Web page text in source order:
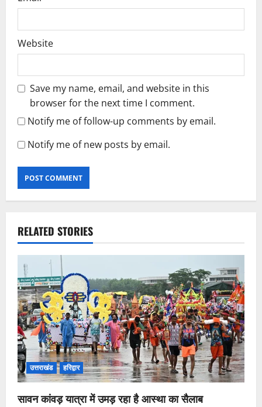
Website
Save my name, email, and website in this
browser for the next time I comment.
Notify me of follow-up comments by email.
Notify me of new posts by email.
RELATED STORIES
उत्तराखंड हरिद्वार
सावन कांवड़ यात्रा में उमड़ रहा है आस्था का सैलाब